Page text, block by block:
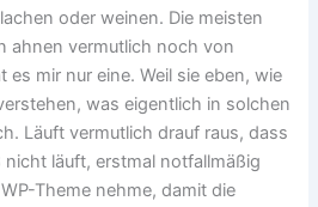
oder weinen. Die meisten
ahnen vermutlich noch von
mir nur eine. Weil sie eben, wie
was eigentlich in solchen
Läuft vermutlich drauf raus, dass
nicht läuft, erstmal notfallmäßig
Theme nehme, damit die